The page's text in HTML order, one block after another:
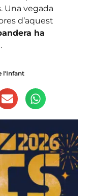
Una vegada
d’aquest
ha
.
l'Infant